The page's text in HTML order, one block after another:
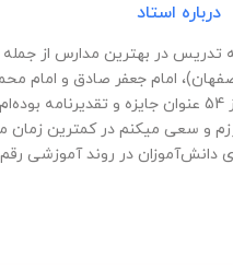
درباره استاد
تدریس در بهترین مدارس از جمله
امام جعفر صادق و امام
به دریافت بیش از 54 عنوان جایزه و تقدیرنامه
و سعی میکنم در کمترین زمان
دانش‌آموزان در روند آموزشی رقم